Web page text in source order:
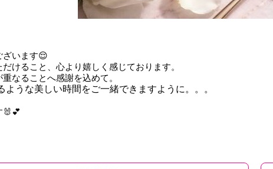
ざいます😌
けること、心より嬉しく感じております。
なることへ感謝を込めて。
ような美しい時間をご一緒できますように。。。
🐰💕